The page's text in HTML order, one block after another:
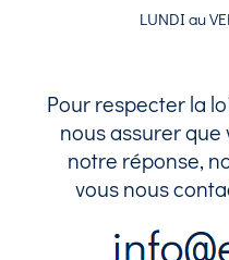
LUNDI au
Pour respecter la
nous assurer
notre réponse,
vous nous